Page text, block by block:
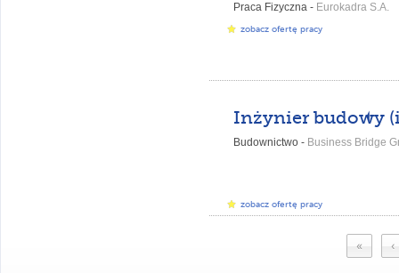
Praca Fizyczna - Eurokadra S.A.
zobacz ofertę pracy
Budownictwo - Business Bridge
zobacz ofertę pracy
« ‹